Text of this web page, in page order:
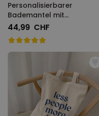
Personalisierbarer
Bademantel mit
Monogramm im
Blumenmuster
44,99 CHF